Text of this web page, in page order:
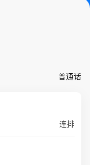
普通话
连排